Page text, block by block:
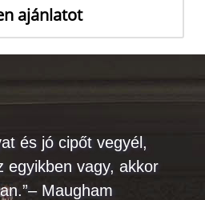
ajánlatot
és jó cipőt vegyél,
egyikben vagy, akkor
Maugham